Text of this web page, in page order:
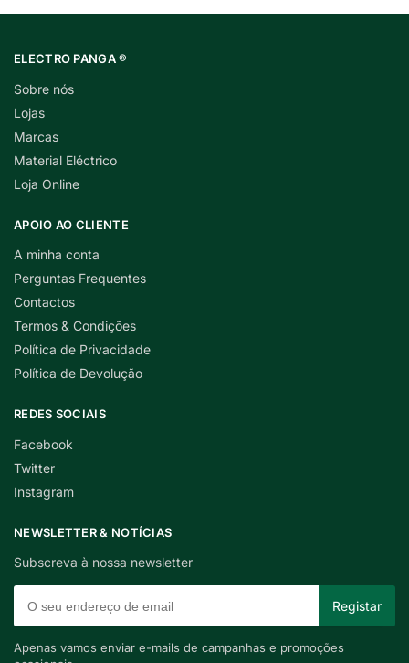
ELECTRO PANGA ®
Sobre nós
Lojas
Marcas
Material Eléctrico
Loja Online
APOIO AO CLIENTE
A minha conta
Perguntas Frequentes
Contactos
Termos & Condições
Política de Privacidade
Política de Devolução
REDES SOCIAIS
Facebook
Twitter
Instagram
NEWSLETTER & NOTÍCIAS
Subscreva à nossa newsletter
Apenas vamos enviar e-mails de campanhas e promoções